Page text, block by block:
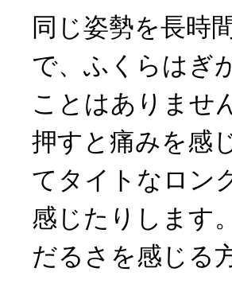
同じ姿勢を長時
で、ふくらはぎ
ことはありませ
押すと痛みを感
てタイトなロン
感じたりします
だるさを感じる